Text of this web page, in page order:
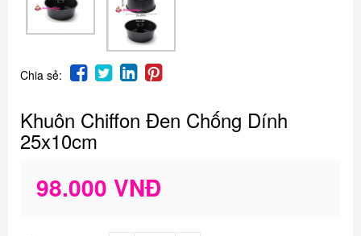
Chia sẻ:
Khuôn Chiffon Đen Chống Dính
25x10cm
98.000 VNĐ